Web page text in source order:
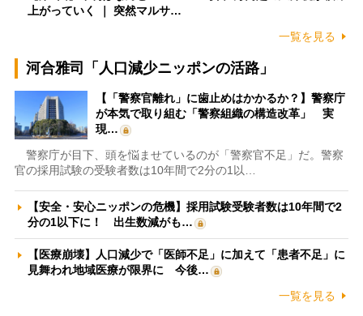
上がっていく ｜ 突然マルサ…
一覧を見る
河合雅司「人口減少ニッポンの活路」
【「警察官離れ」に歯止めはかかるか？】警察庁
が本気で取り組む「警察組織の構造改革」 実
現…
警察庁が目下、頭を悩ませているのが「警察官不足」だ。警察
官の採用試験の受験者数は10年間で2分の1以…
【安全・安心ニッポンの危機】採用試験受験者数は10年間で2
分の1以下に！ 出生数減がも…
【医療崩壊】人口減少で「医師不足」に加えて「患者不足」に
見舞われ地域医療が限界に 今後…
一覧を見る